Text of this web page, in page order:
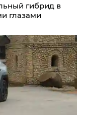
гибрид в
глазами